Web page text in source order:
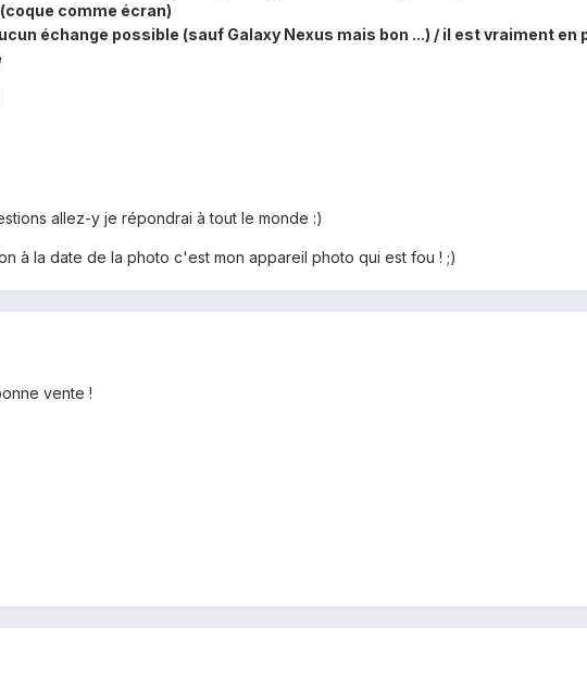
comme écran)
échange possible (sauf Galaxy Nexus mais bon ...) / il est vraiment
allez-y je répondrai à tout le monde :)
à la date de la photo c'est mon appareil photo qui est fou ! ;)
vente !